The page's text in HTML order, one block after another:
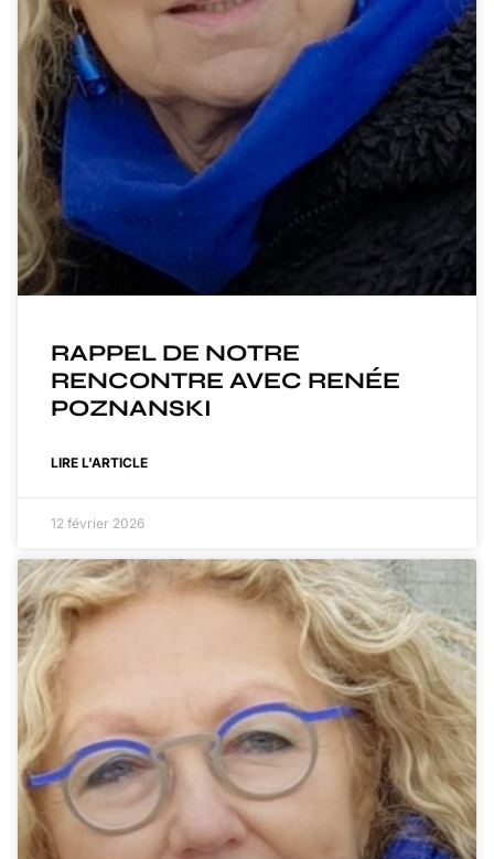
RAPPEL DE NOTRE
RENCONTRE AVEC RENÉE
POZNANSKI
LIRE L'ARTICLE
12 février 2026